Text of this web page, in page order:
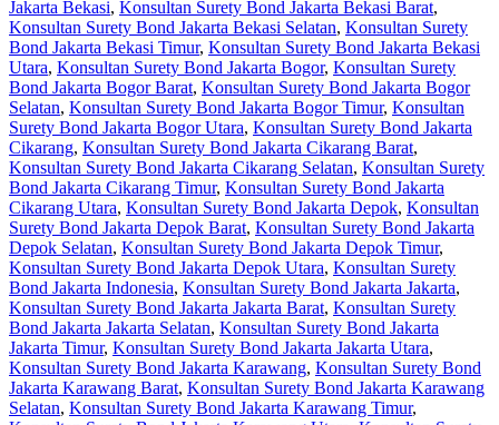
Jakarta Bekasi, Konsultan Surety Bond Jakarta Bekasi Barat,
Konsultan Surety Bond Jakarta Bekasi Selatan, Konsultan Surety
Bond Jakarta Bekasi Timur, Konsultan Surety Bond Jakarta Bekasi
Utara, Konsultan Surety Bond Jakarta Bogor, Konsultan Surety
Bond Jakarta Bogor Barat, Konsultan Surety Bond Jakarta Bogor
Selatan, Konsultan Surety Bond Jakarta Bogor Timur, Konsultan
Surety Bond Jakarta Bogor Utara, Konsultan Surety Bond Jakarta
Cikarang, Konsultan Surety Bond Jakarta Cikarang Barat,
Konsultan Surety Bond Jakarta Cikarang Selatan, Konsultan Surety
Bond Jakarta Cikarang Timur, Konsultan Surety Bond Jakarta
Cikarang Utara, Konsultan Surety Bond Jakarta Depok, Konsultan
Surety Bond Jakarta Depok Barat, Konsultan Surety Bond Jakarta
Depok Selatan, Konsultan Surety Bond Jakarta Depok Timur,
Konsultan Surety Bond Jakarta Depok Utara, Konsultan Surety
Bond Jakarta Indonesia, Konsultan Surety Bond Jakarta Jakarta,
Konsultan Surety Bond Jakarta Jakarta Barat, Konsultan Surety
Bond Jakarta Jakarta Selatan, Konsultan Surety Bond Jakarta
Jakarta Timur, Konsultan Surety Bond Jakarta Jakarta Utara,
Konsultan Surety Bond Jakarta Karawang, Konsultan Surety Bond
Jakarta Karawang Barat, Konsultan Surety Bond Jakarta Karawang
Selatan, Konsultan Surety Bond Jakarta Karawang Timur,